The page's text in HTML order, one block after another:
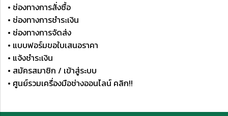
• ช่องทางการสั่งซื้อ
• ช่องทางการชำระเงิน
• ช่องทางการจัดส่ง
• แบบฟอร์มขอใบเสนอราคา
• แจ้งชำระเงิน
• สมัครสมาชิก / เข้าสู่ระบบ
• ศูนย์รวมเครื่องมือช่างออนไลน์ คลิก!!